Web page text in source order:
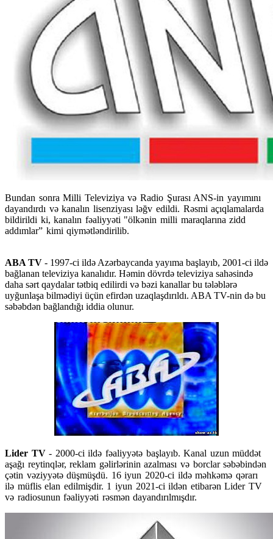
Bundan sonra Milli Televiziya və Radio Şurası ANS-in yayımını
dayandırdı və kanalın lisenziyası ləğv edildi. Rəsmi açıqlamalarda
bildirildi ki, kanalın fəaliyyəti "ölkənin milli maraqlarına zidd
addımlar” kimi qiymətləndirilib.
ABA TV - 1997-ci ildə Azərbaycanda yayıma başlayıb, 2001-ci ildə
bağlanan televiziya kanalıdır. Həmin dövrdə televiziya sahəsində
daha sərt qaydalar tətbiq edilirdi və bəzi kanallar bu tələblərə
uyğunlaşa bilmədiyi üçün efirdən uzaqlaşdırıldı. ABA TV-nin də bu
səbəbdən bağlandığı iddia olunur.
Lider TV- 2000-ci ildə fəaliyyətə başlayıb. Kanal uzun müddət
aşağı reytinqlər, reklam gəlirlərinin azalması və borclar səbəbindən
çətin vəziyyətə düşmüşdü. 16 iyun 2020-ci ildə məhkəmə qərarı
ilə müflis elan edilmişdir. 1 iyun 2021-ci ildən etibarən Lider TV
və radiosunun fəaliyyəti rəsmən dayandırılmışdır.